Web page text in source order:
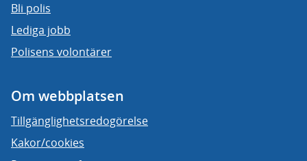
Bli polis
Lediga jobb
Polisens volontärer
Om webbplatsen
Tillgänglighetsredogörelse
Kakor/cookies